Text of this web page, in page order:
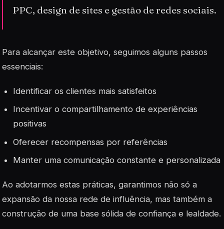
PPC, design de sites e gestão de redes sociais.
Para alcançar este objetivo, seguimos alguns passos
essenciais:
Identificar os clientes mais satisfeitos
Incentivar o compartilhamento de experiências
positivas
Oferecer recompensas por referências
Manter uma comunicação constante e personalizada
Ao adotarmos estas práticas, garantimos não só a
expansão da nossa rede de influência, mas também a
construção de uma base sólida de confiança e lealdade.